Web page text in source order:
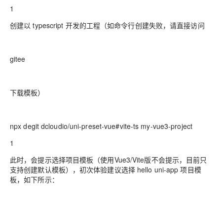
1
创建以 typescript 开发的工程（如命令行创建失败，请直接访问
gitee
下载模板）
npx degit dcloudio/uni-preset-vue#vite-ts my-vue3-project
1
此时，会提示选择项目模板（使用Vue3/Vite版不会提示，目前只
支持创建默认模板），初次体验建议选择 hello uni-app 项目模
板，如下所示：